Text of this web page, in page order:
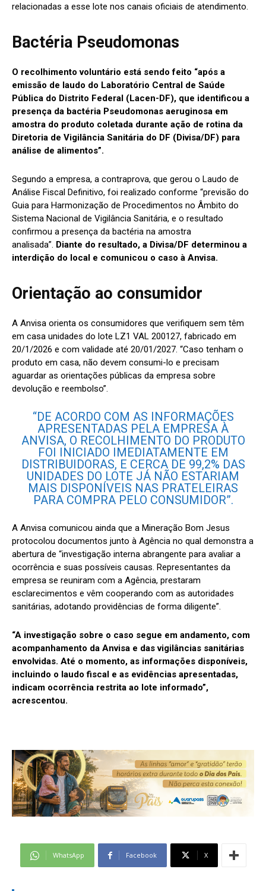
relacionadas a esse lote nos canais oficiais de atendimento.
Bactéria Pseudomonas
O recolhimento voluntário está sendo feito “após a
emissão de laudo do Laboratório Central de Saúde
Pública do Distrito Federal (Lacen-DF), que identificou a
presença da bactéria Pseudomonas aeruginosa em
amostra do produto coletada durante ação de rotina da
Diretoria de Vigilância Sanitária do DF (Divisa/DF) para
análise de alimentos”.
Segundo a empresa, a contraprova, que gerou o Laudo de
Análise Fiscal Definitivo, foi realizado conforme “previsão do
Guia para Harmonização de Procedimentos no Âmbito do
Sistema Nacional de Vigilância Sanitária, e o resultado
confirmou a presença da bactéria na amostra
analisada”. Diante do resultado, a Divisa/DF determinou a
interdição do local e comunicou o caso à Anvisa.
Orientação ao consumidor
A Anvisa orienta os consumidores que verifiquem sem têm
em casa unidades do lote LZ1 VAL 200127, fabricado em
20/1/2026 e com validade até 20/01/2027. “Caso tenham o
produto em casa, não devem consumi-lo e precisam
aguardar as orientações públicas da empresa sobre
devolução e reembolso”.
“DE ACORDO COM AS INFORMAÇÕES
APRESENTADAS PELA EMPRESA À
ANVISA, O RECOLHIMENTO DO PRODUTO
FOI INICIADO IMEDIATAMENTE EM
DISTRIBUIDORAS, E CERCA DE 99,2% DAS
UNIDADES DO LOTE JÁ NÃO ESTARIAM
MAIS DISPONÍVEIS NAS PRATELEIRAS
PARA COMPRA PELO CONSUMIDOR”.
A Anvisa comunicou ainda que a Mineração Bom Jesus
protocolou documentos junto à Agência no qual demonstra a
abertura de “investigação interna abrangente para avaliar a
ocorrência e suas possíveis causas. Representantes da
empresa se reuniram com a Agência, prestaram
esclarecimentos e vêm cooperando com as autoridades
sanitárias, adotando providências de forma diligente”.
“A investigação sobre o caso segue em andamento, com
acompanhamento da Anvisa e das vigilâncias sanitárias
envolvidas. Até o momento, as informações disponíveis,
incluindo o laudo fiscal e as evidências apresentadas,
indicam ocorrência restrita ao lote informado”,
acrescentou.
WhatsApp Facebook X